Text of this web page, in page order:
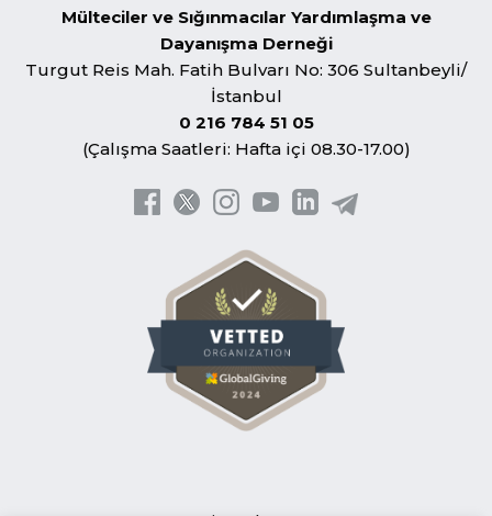
Mülteciler ve Sığınmacılar Yardımlaşma ve
Dayanışma Derneği
Turgut Reis Mah. Fatih Bulvarı No: 306 Sultanbeyli/
İstanbul
0 216 784 51 05
(Çalışma Saatleri: Hafta içi 08.30-17.00)